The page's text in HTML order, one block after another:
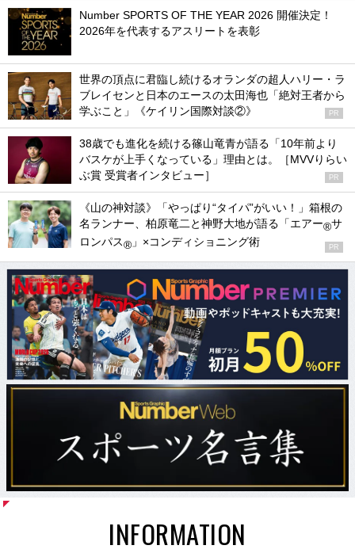
Number SPORTS OF THE YEAR 2026 開催決定！
2026年を代表するアスリートを表彰
世界の頂点に君臨し続けるオランダの超人ハリー・ラ
ブレイセンと日本のエースの太田海也「絶対王者から
学ぶこと」《ケイリン国際対談②》
PR
38歳でも進化を続ける篠山竜青が語る「10年前より
バスケが上手くなっている」理由とは。［MVVりらい
ぶ賞 受賞者インタビュー］
PR
《山の神対談》「やっぱり“タイパ”がいい！」箱根の
名ランナー、柏原竜二と神野大地が語る「エアー®サ
ロンパス® 」×コンディショニング術 PR
INFORMATION